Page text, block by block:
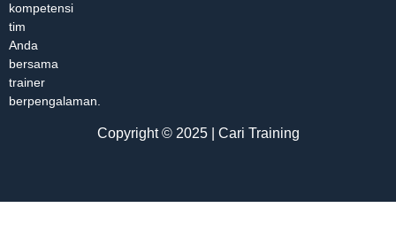
kompetensi
tim
Anda
bersama
trainer
berpengalaman.
Copyright © 2025 | Cari Training